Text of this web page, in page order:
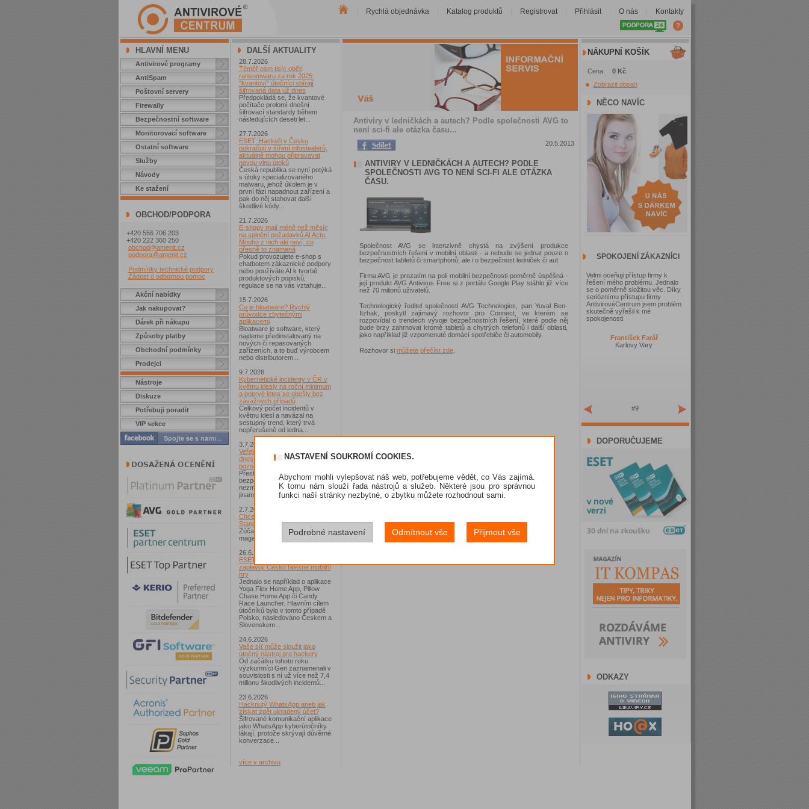
Rychlá objednávka Katalog produktů Registrovat Přihlásit O nás Kontakty
HLAVNÍ MENU
Antivirové programy
AntiSpam
Poštovní servery
Firewally
Bezpečnostní software
Monitorovací software
Ostatní software
Služby
Návody
Ke stažení
OBCHOD/PODPORA
+420 556 706 203
+420 222 360 250
obchod@amenit.cz
podpora@amenit.cz
Podmínky technické podpory
Žádost o odbornou pomoc
Akční nabídky
Jak nakupovat?
Dárek při nákupu
Způsoby platby
Obchodní podmínky
Prodejci
Nástroje
Diskuze
Potřebuji poradit
VIP sekce
DALŠÍ AKTUALITY
28.7.2026
Téměř osm tisíc obětí
ransomwaru za rok 2025:
"kvantoví" útočníci sbírají
šifrovaná data už dnes
Předpokládá se, že kvantové
počítače prolomí dnešní
šifrovací standardy během
následujících deseti let...
27.7.2026
ESET: Hackeři v Česku
pokračují v šíření infostealerů,
aktuálně mohou připravovat
novou vlnu útoků
Česká republika se nyní potýká
s útoky specializovaného
malwaru, jehož úkolem je v
první fázi napadnout zařízení a
pak do něj stahovat další
škodlivé kódy...
21.7.2026
E-shopy mají méně než měsíc
na splnění požadavků AI Actu.
Mnoho z nich ale neví, co
přesně to znamená
Pokud provozujete e-shop s
chatbotem zákaznické podpory
nebo používáte AI k tvorbě
produktových popisků,
regulace se na vás vztahuje...
15.7.2026
Co je bloatware? Rychlý
průvodce zbytečnými
aplikacemi
Bloatware je software, který
najdeme předinstalovaný na
nových či repasovaných
zařízeních, a to buď výrobcem
nebo distributorem...
9.7.2026
Kybernetické incidenty v ČR v
květnu klesly na roční minimum
a poprvé letos se obešly bez
závažných případů
Celkový počet incidentů v
květnu klesl a navázal na
sestupný trend, který trvá
nepřerušeně od ledna...
3.7.2026
Veřejná Wi-Fi na dovolené už
dnes není zásadním rizikem,
pozor si dávejte na něco jiného
Přestože jsou veřejné Wi-Fi sítě
bezpečnější než dříve, riziko
nezmizelo. Jen se přesunulo
jinam...
2.7.2026
Chcete získat Norton 360
Standard?
Zúčastněte se soutěže s
magazínem IT Kompas...
26.6.2026
ESET: S příchodem léta
zaplavují Česko falešné mobilní
hry
Jednalo se například o aplikace
Yoga Flex Home App, Pillow
Chase Home App či Candy
Race Launcher. Hlavním cílem
útočníků bylo v tomto případě
Polsko, následováno Českem a
Slovenskem...
24.6.2026
Vaše síť může sloužit jako
útočný nástroj pro hackery
Od začátku tohoto roku
výzkumníci Gen zaznamenali v
souvislosti s ní už více než 7,4
milionu škodlivých incidentů...
23.6.2026
Hacknutý WhatsApp aneb jak
získat zpět ukradený účet?
Šifrované komunikační aplikace
jako WhatsApp kyberútočníky
lákají, protože skrývají důvěrné
konverzace...
více v archivu
Antiviry v ledničkách a autech? Podle společnosti AVG to
není sci-fi ale otázka času...
20.5.2013
ANTIVIRY V LEDNIČKÁCH A AUTECH? PODLE
SPOLEČNOSTI AVG TO NENÍ SCI-FI ALE OTÁZKA
ČASU.
Společnost AVG se intenzivně chystá na zvýšení produkce
bezpečnostních řešení v mobilní oblasti - a nebude se jednat pouze o
bezpečnost tabletů či smartphonů, ale i o bezpečnost ledniček či aut.
Firma AVG je prozatím na poli mobilní bezpečnosti poměrně úspěšná -
její produkt AVG Antivirus Free si z portálu Google Play stáhlo již více
než 70 milionů uživatelů.
Technologický ředitel společnosti AVG Technologies, pan Yuval Ben-
Itzhak, poskytl zajímavý rozhovor pro Connect, ve kterém se
rozpovídal o trendech vývoje bezpečnostních řešení, které podle něj
bude brzy zahrnovat kromě tabletů a chytrých telefonů i další oblasti,
jako například již vzpomenuté domácí spotřebiče či automobily.
Rozhovor si můžete přečíst zde.
NÁKUPNÍ KOŠÍK
Cena: 0 Kč
Zobrazit obsah
NĚCO NAVÍC
SPOKOJENÍ ZÁKAZNÍCI
Velmi oceňuji přístup firmy k
řešení mého problému. Jednalo
se o poměrně složitou věc. Díky
serióznímu přístupu firmy
AntivirovéCentrum jsem problém
skutečně vyřešil k mé
spokojenosti.
František Farář
Karlovy Vary
#9
DOPORUČUJEME
ODKAZY
NASTAVENÍ SOUKROMÍ COOKIES.
Abychom mohli vylepšovat náš web, potřebujeme vědět, co Vás zajímá.
K tomu nám slouží řada nástrojů a služeb. Některé jsou pro správnou
funkci naší stránky nezbytné, o zbytku můžete rozhodnout sami.
Podrobné nastavení Odmítnout vše Přijmout vše